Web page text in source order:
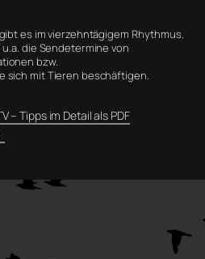
es im vierzehntägigem Rhythmus.
die Sendetermine von
bzw.
sich mit Tieren beschäftigen.
– Tipps im Detail als PDF